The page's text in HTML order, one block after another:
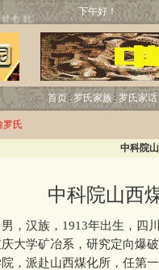
下午好！
首页 罗氏家族 罗氏家话
罗氏
中科院
中科院山西
汉族，1913年出生，四川
大学矿冶系，研究定向爆
，派赴山西煤化所，任第